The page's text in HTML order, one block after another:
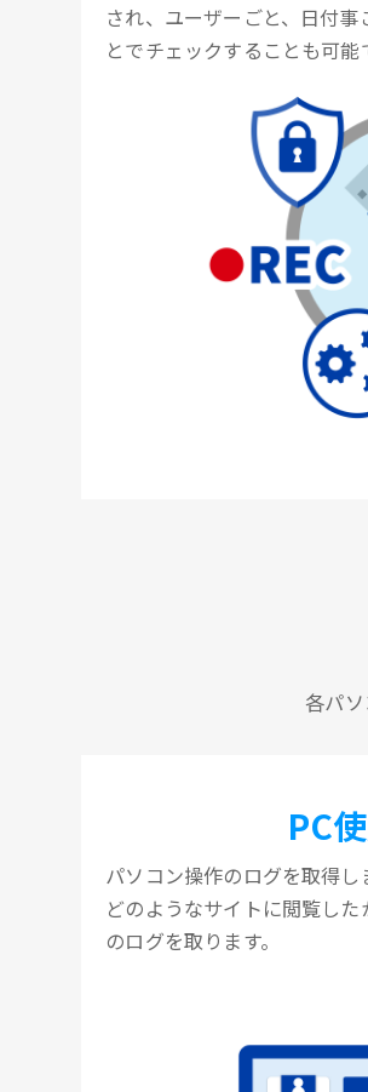
され、ユーザーごと、日付
とでチェックすることも可能
各パ
PC
パソコン操作のログを取得し
どのようなサイトに閲覧し
のログを取ります。